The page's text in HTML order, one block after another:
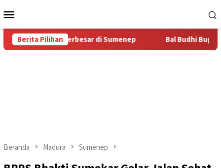
ke
Mobile
Berita Pilihan
Bal Budhi Terbesar di Sumenep Bal Budhi Bupati Cup
Beranda Madura Sumenep